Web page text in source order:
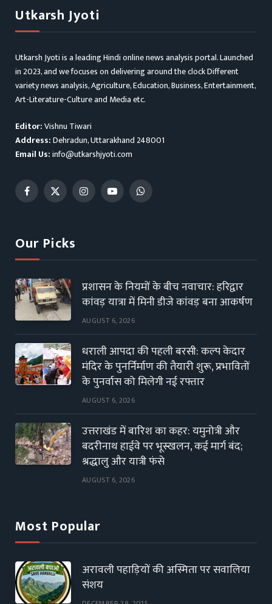
Utkarsh Jyoti
Utkarsh Jyoti is a leading Hindi online news analysis portal. Launched
in 2023, and we focuses on delivering around the clock Different
variety news analysis, Agriculture, Education, Business, Entertainment,
Art-Literature-Culture and Media etc.
Editor:Vishnu Tiwari
Address:Dehradun, Uttarakhand 248001
Email Us:info@utkarshjyoti.com
Facebook
X
InstagramYouTubeWhatsApp
Our Picks
प्रशासन के नियमों के बीच नवाचार: हरिद्वार
कांवड़ यात्रा में मिनी डीजे कांवड़ बना आकर्षण
AUGUST 6, 2026
धराली आपदा की पहली बरसी: कल्प केदार
मंदिर के पुनर्निर्माण की तैयारी शुरू, प्रभावितों
के पुनर्वास को मिलेगी नई रफ्तार
AUGUST 6, 2026
उत्तराखंड में बारिश का कहर: यमुनोत्री और
बदरीनाथ हाईवे पर भूस्खलन, कई मार्ग बंद;
श्रद्धालु और यात्री फंसे
AUGUST 6, 2026
Most Popular
अरावली पहाड़ियों की अस्मिता पर सवालिया
संशय